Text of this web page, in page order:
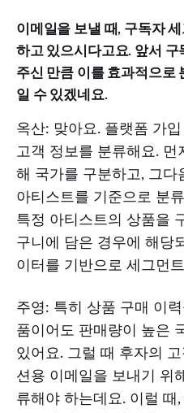
이메일을 보낼 때, 구독자
하고 있으시다고요. 앞서 구
주신 만큼 이를 효과적으로
일 수 있겠네요.
옥산: 맞아요. 플랫폼 가
고객 정보를 분류해요. 먼
해 국가를 구분하고, 그다
아티스트를 기준으로 분
특정 아티스트의 상품을
구니에 담은 경우에 해당
이터를 기반으로 세그먼
주영: 특히 상품 구매 이
품이어도 판매량이 높은
있어요. 그럴 때 후자의
션용 이메일을 보내기 위
류해야 하는데요. 이럴 때